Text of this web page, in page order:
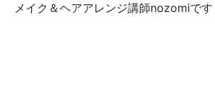
メイク＆ヘアアレンジ講師nozomiです